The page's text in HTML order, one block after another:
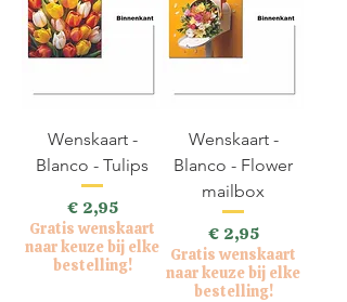
Wenskaart -
Blanco - Tulips
Prijs
€ 2,95
Gratis wenskaart
naar keuze bij elke
bestelling!
Wenskaart -
Blanco - Flower
mailbox
Prijs
€ 2,95
Gratis wenskaart
naar keuze bij elke
bestelling!